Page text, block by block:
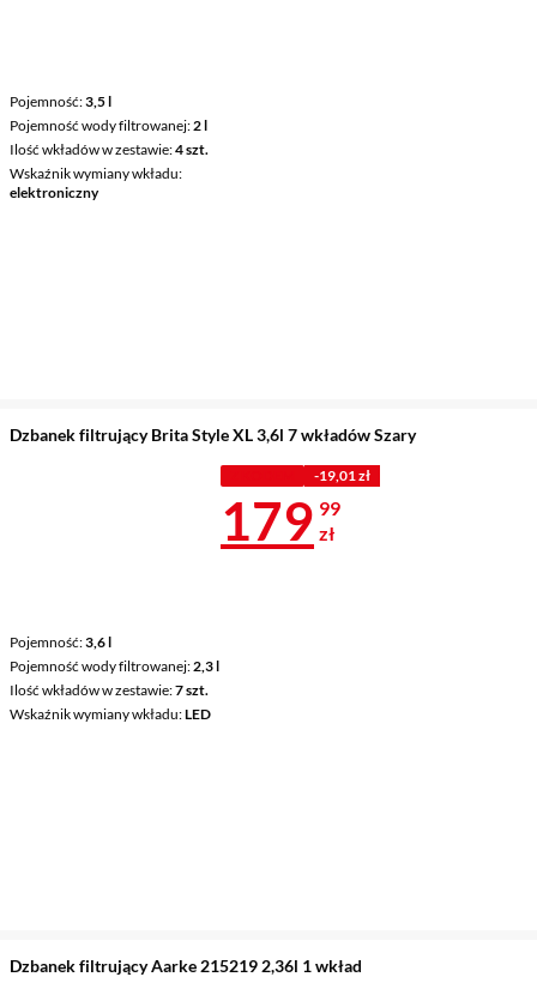
Pojemność 3,5 l
Pojemność wody filtrowanej 2 l
Ilość wkładów w zestawie 4 szt.
Wskaźnik wymiany wkładu
elektroniczny
Dzbanek filtrujący Brita Style XL 3,6l 7 wkładów Szary
Pojemność 3,6 l
Pojemność wody filtrowanej 2,3 l
Ilość wkładów w zestawie 7 szt.
Wskaźnik wymiany wkładu LED
-19,01 zł
Cena 179,99
179 99
zł
Dzbanek filtrujący Aarke 215219 2,36l 1 wkład